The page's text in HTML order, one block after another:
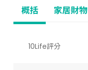
概括 家居財物
10Life評分